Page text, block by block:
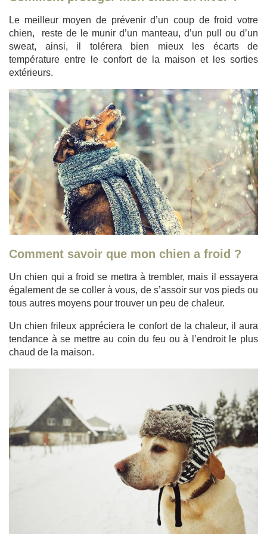
Le meilleur moyen de prévenir d’un coup de froid votre
chien, reste de le munir d’un manteau, d’un pull ou d’un
sweat, ainsi, il tolérera bien mieux les écarts de
température entre le confort de la maison et les sorties
extérieurs.
Comment savoir que mon chien a froid ?
Un chien qui a froid se mettra à trembler, mais il essayera
également de se coller à vous, de s’assoir sur vos pieds ou
tous autres moyens pour trouver un peu de chaleur.
Un chien frileux appréciera le confort de la chaleur, il aura
tendance à se mettre au coin du feu ou à l’endroit le plus
chaud de la maison.